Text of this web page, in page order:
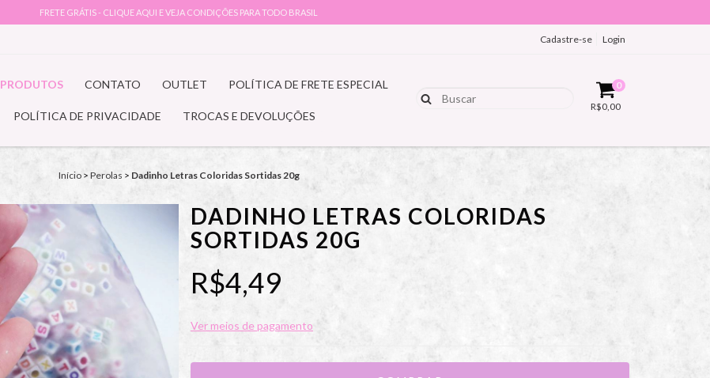
FRETE GRÁTIS - CLIQUE AQUI E VEJA CONDIÇÕES PARA TODO BRASIL
Cadastre-se Login
PRODUTOS CONTATO OUTLET POLÍTICA DE FRETE ESPECIAL
POLÍTICA DE PRIVACIDADE TROCAS E DEVOLUÇÕES
0
R$0,00
Início > Perolas > Dadinho Letras Coloridas Sortidas 20g
DADINHO LETRAS COLORIDAS
SORTIDAS 20G
R$4,49
Ver meios de pagamento